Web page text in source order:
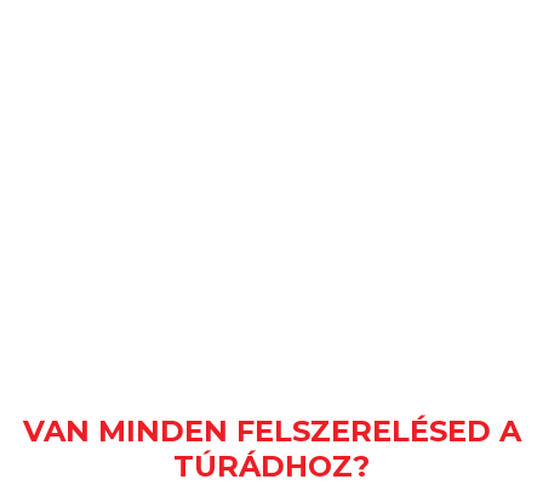
VAN MINDEN FELSZERELÉSED A
TÚRÁDHOZ?